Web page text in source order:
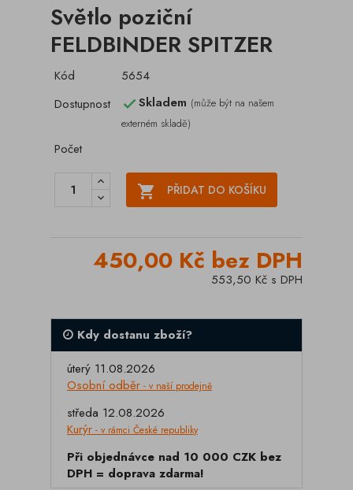
Světlo poziční
FELDBINDER SPITZER
Kód
5654
Dostupnost
Skladem (může být na našem
externém skladě)
Počet
 PŘIDAT DO KOŠÍKU
450,00 Kč bez DPH
553,50 Kč s DPH
Kdy dostanu zboží?
úterý 11.08.2026
Osobní odběr - v naší prodejně
středa 12.08.2026
Kurýr - v rámci České republiky
Při objednávce nad 10 000 CZK bez
DPH = doprava zdarma!